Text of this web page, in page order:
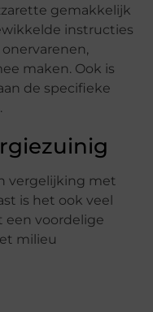
gemakkelijk
instructies
maken. Ook is
de specifieke
vergelijking met
is het ook veel
een voordelige
milieu